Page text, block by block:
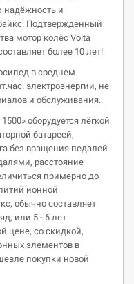
надёжность и
Подтверждённый
мотор колёс Volta
более 10 лет!
в среднем
электроэнергии, не
и обслуживания..
оборудуется лёгкой
батареей,
без вращения педалей
расстояние
примерно до
ионной
обычно составляет
или 5 - 6 лет
цене, со скидкой,
элементов в
покупки новой